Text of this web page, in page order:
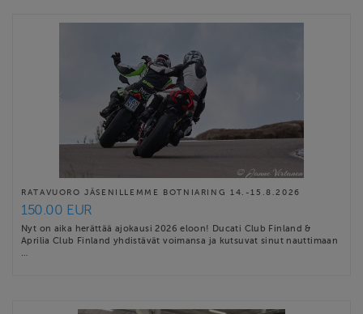
RATAVUORO JÄSENILLEMME BOTNIARING 14.-15.8.2026
150.00 EUR
Nyt on aika herättää ajokausi 2026 eloon! Ducati Club Finland &
Aprilia Club Finland yhdistävät voimansa ja kutsuvat sinut nauttimaan